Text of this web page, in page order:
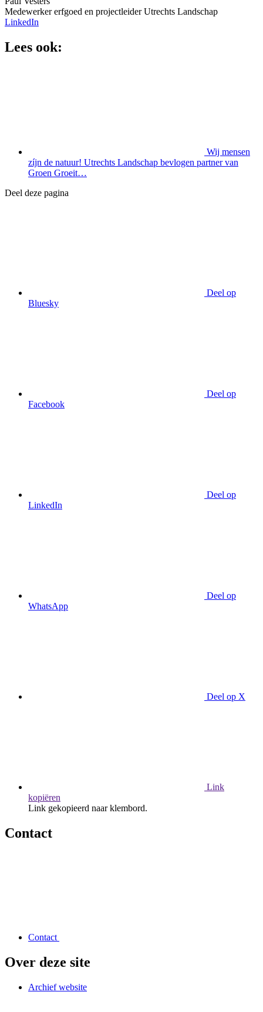
Medewerker erfgoed en projectleider Utrechts Landschap
LinkedIn
Lees ook:
Wij mensen
zíjn de natuur! Utrechts Landschap bevlogen partner van
Groen Groeit…
Deel deze pagina
Deel op
Bluesky
Deel op
Facebook
Deel op
LinkedIn
Deel op
WhatsApp
Deel op X
Link
kopiëren
Link gekopieerd naar klembord.
Contact
Contact
Over deze site
Archief website